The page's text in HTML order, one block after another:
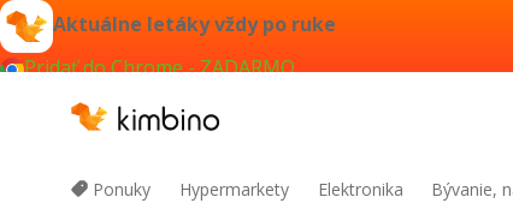
Aktuálne letáky vždy po ruke
Pridať do Chrome - ZADARMO
Ponuky Hypermarkety Elektronika Bývanie,